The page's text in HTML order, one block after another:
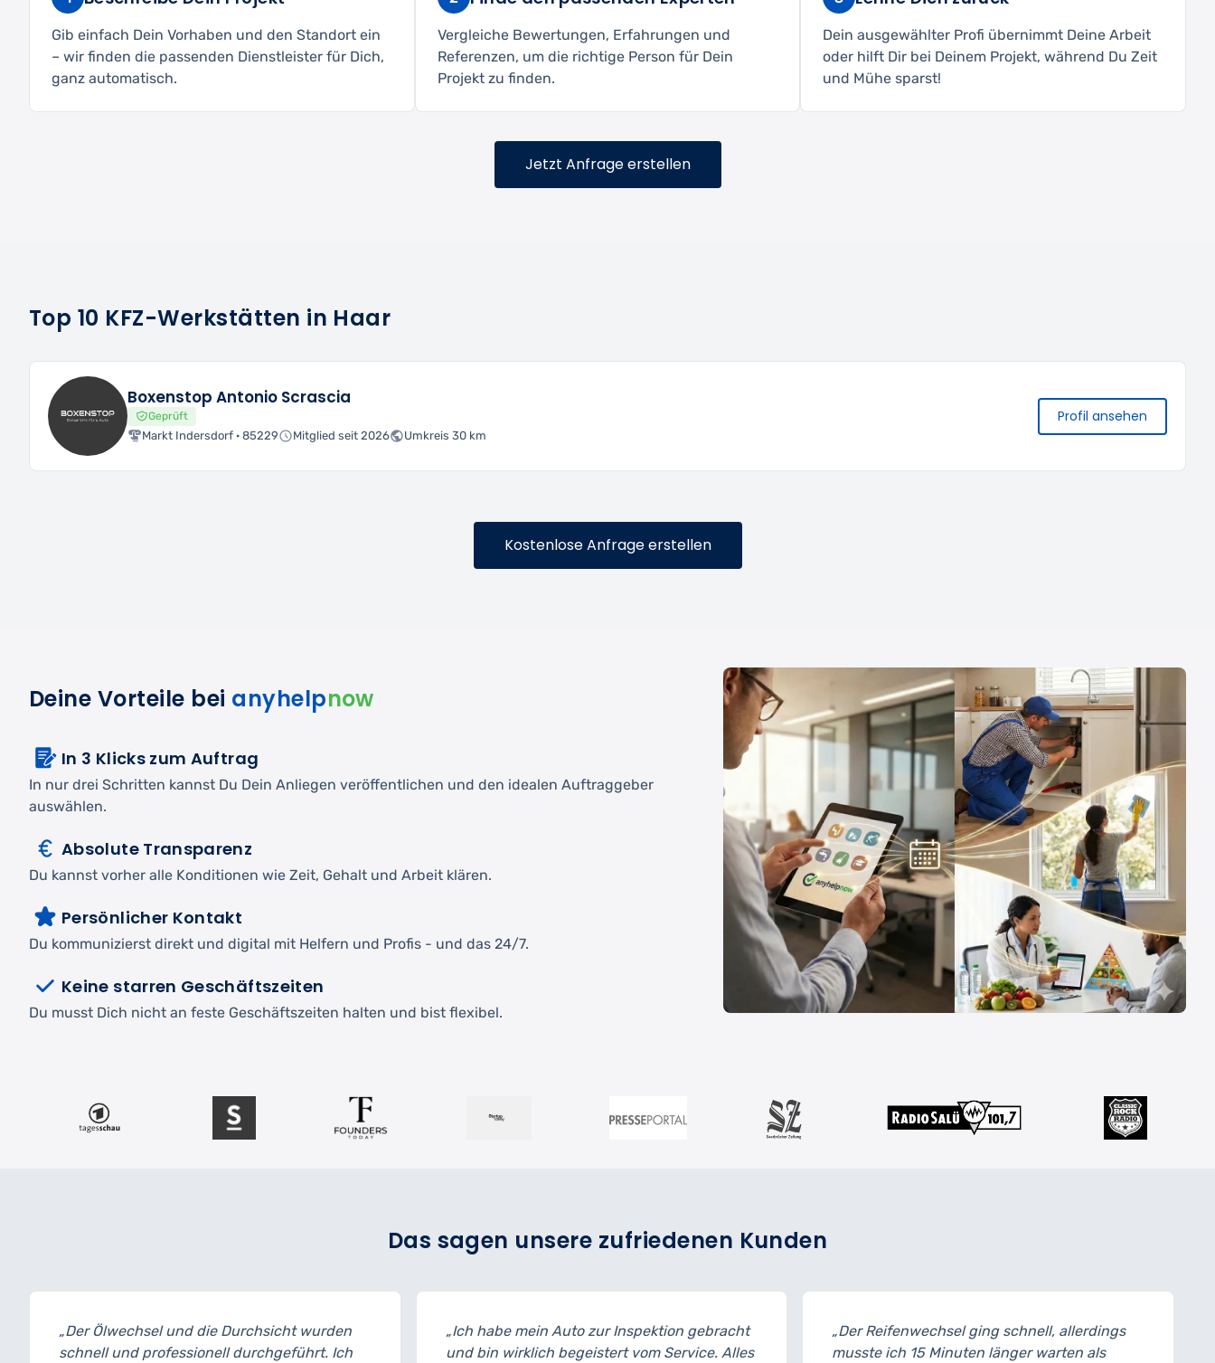
Gib einfach Dein Vorhaben und den Standort ein
– wir finden die passenden Dienstleister für Dich,
ganz automatisch.
Vergleiche Bewertungen, Erfahrungen und
Referenzen, um die richtige Person für Dein
Projekt zu finden.
Dein ausgewählter Profi übernimmt Deine Arbeit
oder hilft Dir bei Deinem Projekt, während Du Zeit
und Mühe sparst!
Jetzt Anfrage erstellen
Top 10 KFZ-Werkstätten in Haar
Boxenstop Antonio Scrascia
Geprüft
Markt Indersdorf · 85229 Mitglied seit 2026 Umkreis 30 km
Profil ansehen
Kostenlose Anfrage erstellen
Deine Vorteile bei anyhelpnow
In 3 Klicks zum Auftrag
In nur drei Schritten kannst Du Dein Anliegen veröffentlichen und den idealen Auftraggeber
auswählen.
Absolute Transparenz
Du kannst vorher alle Konditionen wie Zeit, Gehalt und Arbeit klären.
Persönlicher Kontakt
Du kommunizierst direkt und digital mit Helfern und Profis - und das 24/7.
Keine starren Geschäftszeiten
Du musst Dich nicht an feste Geschäftszeiten halten und bist flexibel.
Das sagen unsere zufriedenen Kunden
wurden
Ich
„Ich habe mein Auto zur Inspektion gebracht
und bin wirklich begeistert vom Service. Alles
„Der Reifenwechsel ging schnell, allerdings
musste ich 15 Minuten länger warten als
„Meine Bremsen wurden
ich konnte das Auto noch am